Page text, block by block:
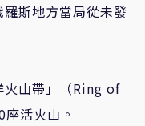
斯地方當局從未發
火山帶」（Ring of
活火山。